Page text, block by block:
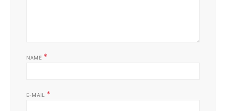
NAME *
E-MAIL *